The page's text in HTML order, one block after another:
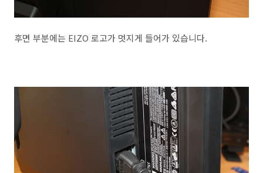
후면 부분에는 EIZO 로고가 멋지게 들어가 있습니다.